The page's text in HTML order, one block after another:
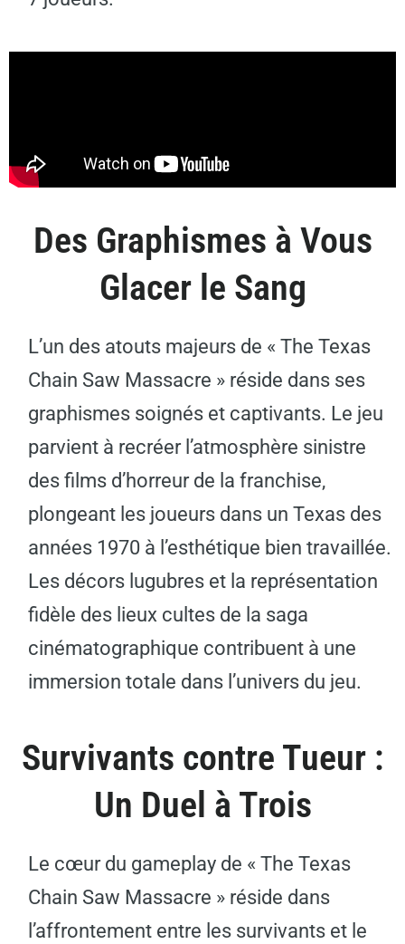
Des Graphismes à Vous
Glacer le Sang
L’un des atouts majeurs de « The Texas
Chain Saw Massacre » réside dans ses
graphismes soignés et captivants. Le jeu
parvient à recréer l’atmosphère sinistre
des films d’horreur de la franchise,
plongeant les joueurs dans un Texas des
années 1970 à l’esthétique bien travaillée.
Les décors lugubres et la représentation
fidèle des lieux cultes de la saga
cinématographique contribuent à une
immersion totale dans l’univers du jeu.
Survivants contre Tueur :
Un Duel à Trois
Le cœur du gameplay de « The Texas
Chain Saw Massacre » réside dans
l’affrontement entre les survivants et le